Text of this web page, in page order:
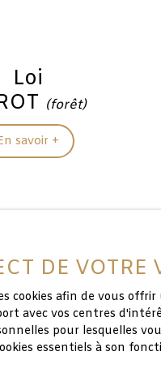
Loi
(forêt)
savoir +
Loi
savoir +
DE
cookies afin de vous
avec vos centres
pour lesquelles
essentiels à son